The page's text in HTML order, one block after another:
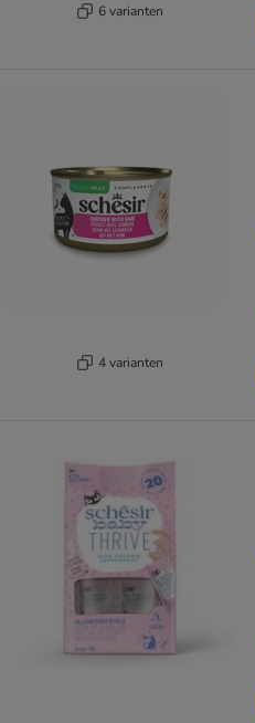
6 varianten
4 varianten